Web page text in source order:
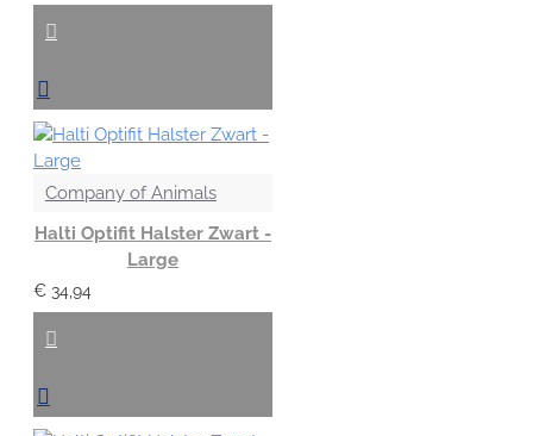
Company of Animals
Halti Optifit Halster Zwart -
Large
€ 34,94